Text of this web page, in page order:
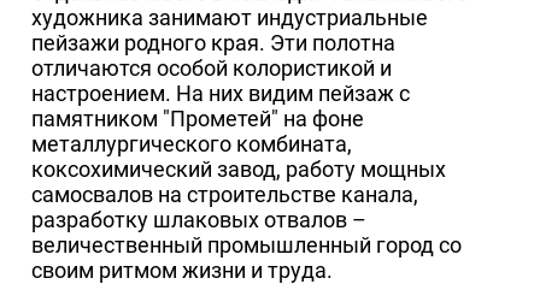
художника занимают индустриальные
пейзажи родного края. Эти полотна
отличаются особой колористикой и
настроением. На них видим пейзаж с
памятником "Прометей" на фоне
металлургического комбината,
коксохимический завод, работу мощных
самосвалов на строительстве канала,
разработку шлаковых отвалов –
величественный промышленный город со
своим ритмом жизни и труда.